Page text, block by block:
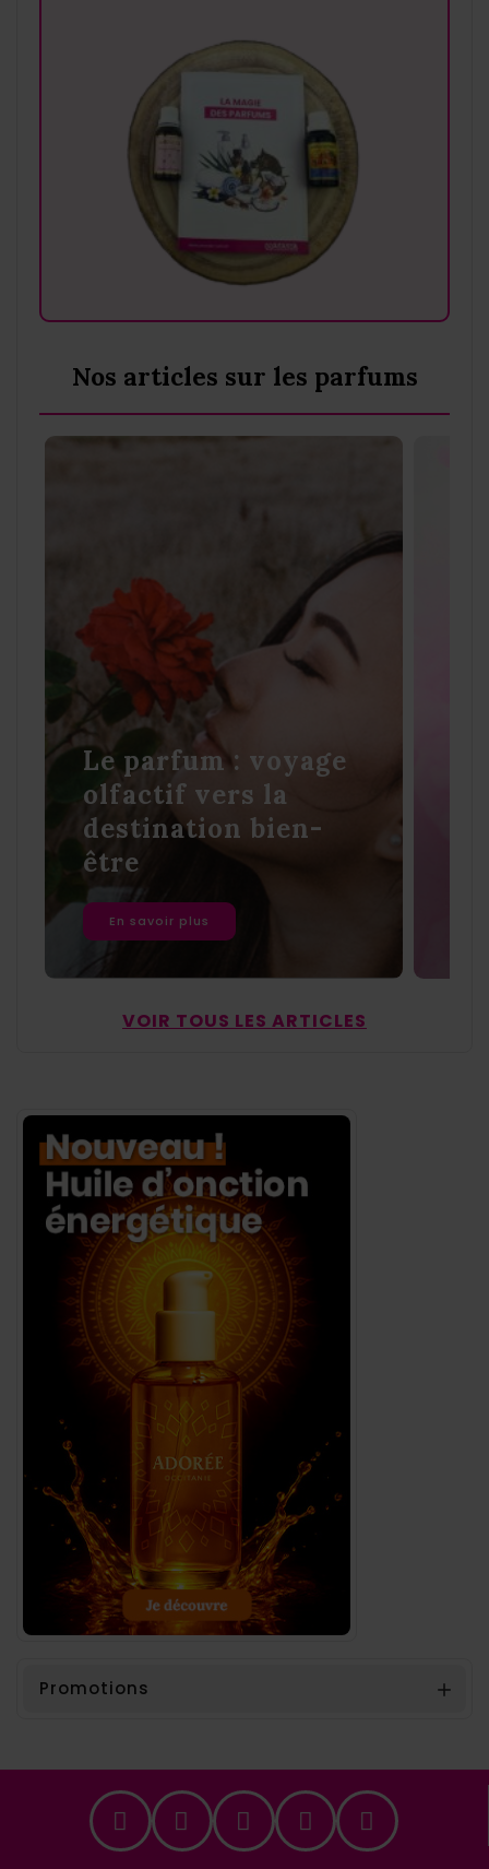
Nos articles sur les parfums
Le parfum : voyage
olfactif vers la
destination bien-
être
En savoir plus
VOIR TOUS LES ARTICLES
Promotions 